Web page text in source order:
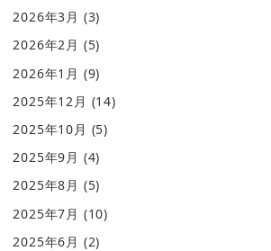
2026年3月 (3)
2026年2月 (5)
2026年1月 (9)
2025年12月 (14)
2025年10月 (5)
2025年9月 (4)
2025年8月 (5)
2025年7月 (10)
2025年6月 (2)